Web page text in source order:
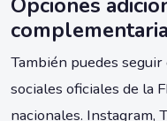
También puedes
sociales oficiales de la
nacionales. Instagram,